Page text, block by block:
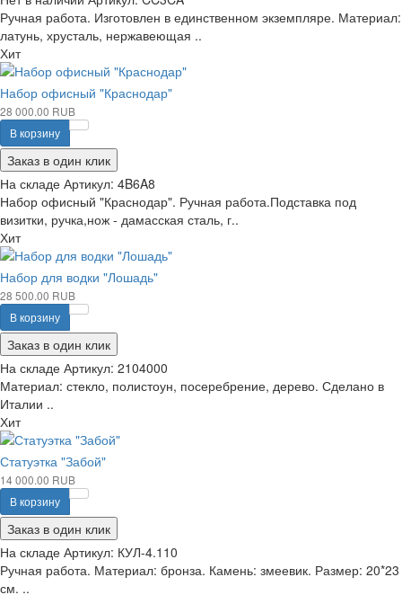
Ручная работа. Изготовлен в единственном экземпляре. Материал:
латунь, хрусталь, нержавеющая ..
Хит
Набор офисный "Краснодар"
28 000.00 RUB
В корзину
Заказ в один клик
На складе Артикул: 4B6A8
Набор офисный "Краснодар". Ручная работа.Подставка под
визитки, ручка,нож - дамасская сталь, г..
Хит
Набор для водки "Лошадь"
28 500.00 RUB
В корзину
Заказ в один клик
На складе Артикул: 2104000
Материал: стекло, полистоун, посеребрение, дерево. Сделано в
Италии ..
Хит
Статуэтка "Забой"
14 000.00 RUB
В корзину
Заказ в один клик
На складе Артикул: КУЛ-4.110
Ручная работа. Материал: бронза. Камень: змеевик. Размер: 20*23
см. ..